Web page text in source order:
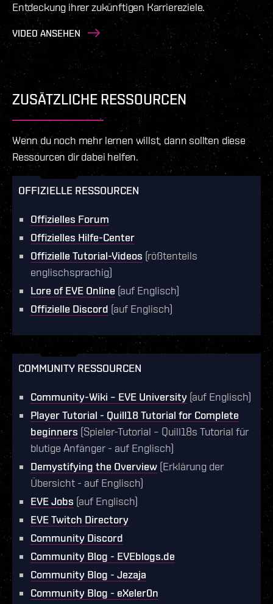
Entdeckung ihrer zukünftigen Karriereziele.
VIDEO ANSEHEN
VIDEO ANSEHEN
zu gewinnen und sie in einer Vielzahl von
industriellen Prozessen einzusetzen.
VIDEO ANSEHEN
verdienen.
VIDEO ANSEHEN
ZUSÄTZLICHE RESSOURCEN
Wenn du noch mehr lernen willst, dann sollten diese
Ressourcen dir dabei helfen.
OFFIZIELLE RESSOURCEN
Offizielles Forum
Offizielles Hilfe-Center
Offizielle Tutorial-Videos (rößtenteils
englischsprachig)
Lore of EVE Online (auf Englisch)
Offizielle Discord (auf Englisch)
COMMUNITY RESSOURCEN
Community-Wiki – EVE University (auf Englisch)
Player Tutorial - Quill18 Tutorial for Complete
beginners (Spieler-Tutorial – Quill18s Tutorial für
blutige Anfänger - auf Englisch)
Demystifying the Overview (Erklärung der
Übersicht - auf Englisch)
EVE Jobs (auf Englisch)
EVE Twitch Directory
Community Discord
Community Blog - EVEblogs.de
Community Blog - Jezaja
Community Blog - eXeler0n